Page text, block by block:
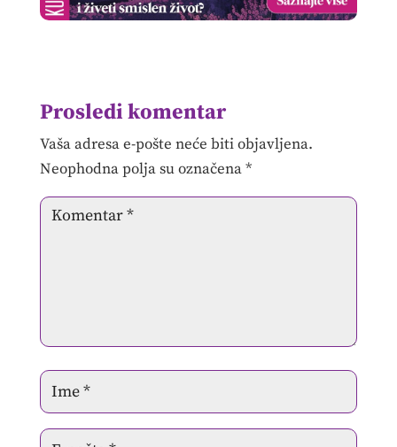
Prosledi komentar
Vaša adresa e-pošte neće biti objavljena.
Neophodna polja su označena*